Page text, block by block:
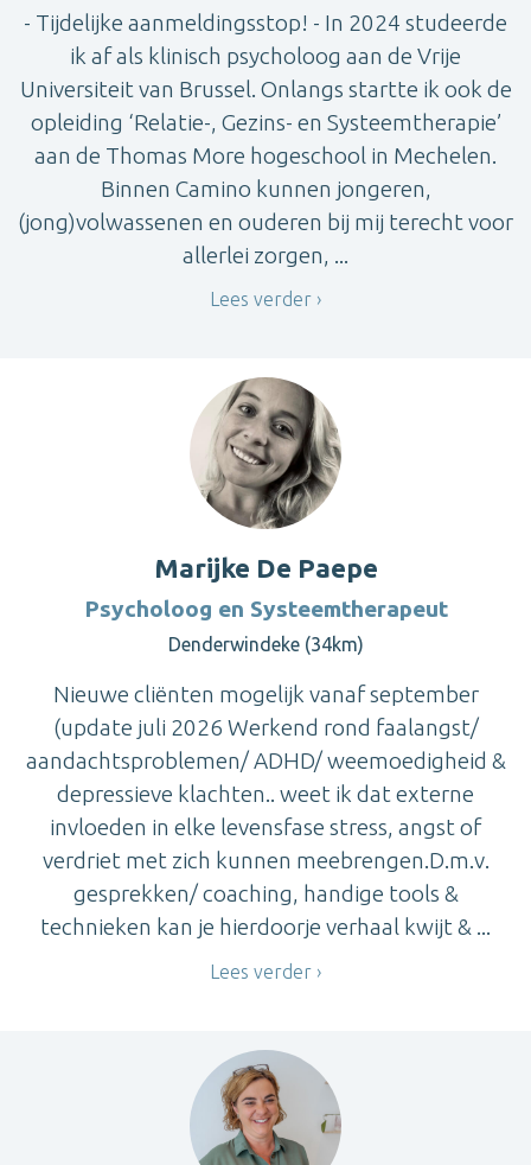
- Tijdelijke aanmeldingsstop! - In 2024 studeerde
ik af als klinisch psycholoog aan de Vrije
Universiteit van Brussel. Onlangs startte ik ook de
opleiding ‘Relatie-, Gezins- en Systeemtherapie’
aan de Thomas More hogeschool in Mechelen.
Binnen Camino kunnen jongeren,
(jong)volwassenen en ouderen bij mij terecht voor
allerlei zorgen, ...
Lees verder
Marijke De Paepe
Psycholoog en Systeemtherapeut
Denderwindeke (34km)
Nieuwe cliënten mogelijk vanaf september
(update juli 2026 Werkend rond faalangst/
aandachtsproblemen/ ADHD/ weemoedigheid &
depressieve klachten.. weet ik dat externe
invloeden in elke levensfase stress, angst of
verdriet met zich kunnen meebrengen.D.m.v.
gesprekken/ coaching, handige tools &
technieken kan je hierdoorje verhaal kwijt & ...
Lees verder